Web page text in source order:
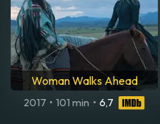
Woman Walks Ahead
2017 • 101 min • 6,7